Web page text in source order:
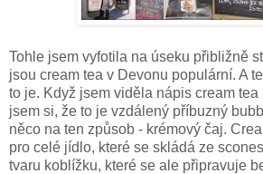
Tohle jsem vyfotila na úseku přibližně
jsou cream tea v Devonu populární. A
to je. Když jsem viděla nápis cream tea
jsem si, že to je vzdálený příbuzný
něco na ten způsob - krémový čaj.
pro celé jídlo, které se skládá ze
tvaru koblížku, které se ale připravuje